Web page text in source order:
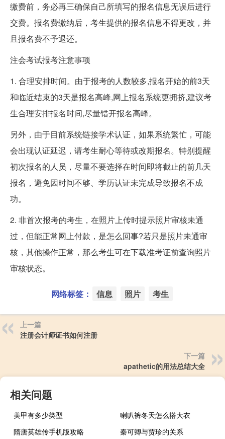
缴费前，务必再三确保自己所填写的报名信息无误后进行
交费。报名费缴纳后，考生提供的报名信息不得更改，并
且报名费不予退还。
注会考试报考注意事项
1. 合理安排时间。由于报考的人数较多,报名开始的前3天
和临近结束的3天是报名高峰,网上报名系统更拥挤,建议考
生合理安排报名时间,尽量错开报名高峰。
另外，由于目前系统链接学术认证，如果系统繁忙，可能
会出现认证延迟，请考生耐心等待或改期报名。特别提醒
初次报名的人员，尽量不要选择在时间即将截止的前几天
报名，避免因时间不够、学历认证未完成导致报名不成
功。
2. 非首次报考的考生，在照片上传时提示照片审核未通
过，但能正常网上付款，是怎么回事?若只是照片未通审
核，其他操作正常，那么考生可在下载准考证前查询照片
审核状态。
网络标签： 信息 照片 考生
上一篇
注册会计师证书如何注册
下一篇
apathetic的用法总结大全
相关问题
美甲有多少类型
喇叭裤冬天怎么搭大衣
隋唐英雄传手机版攻略
秦可卿与贾珍的关系